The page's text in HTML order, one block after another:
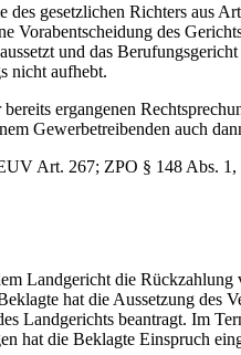
des gesetzlichen Richters aus
Vorabentscheidung des
und das
nicht aufhebt.
ergangenen
Gewerbetreibenden auch
Art. 267; ZPO § 148 Abs. 1,
die Rückzahlung
hat die Aussetzung des
Landgerichts beantragt. Im
hat die Beklagte Einspruch